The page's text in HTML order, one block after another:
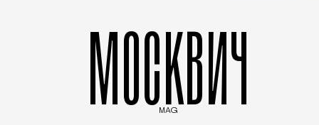
МОСКВИЧ
MAG